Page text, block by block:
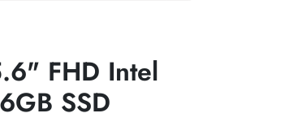
FHD Intel
SSD